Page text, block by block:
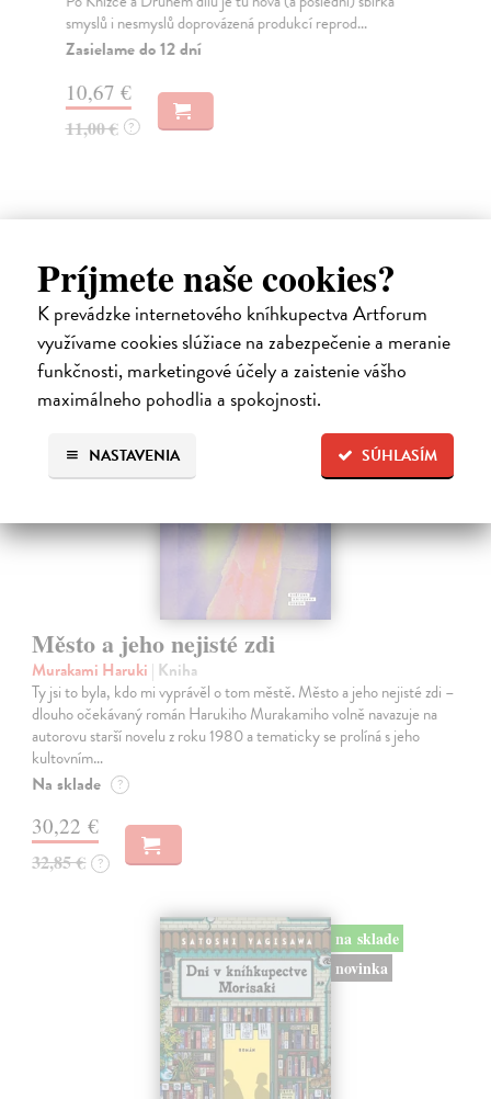
Príjmete naše cookies?
K prevádzke internetového kníhkupectva Artforum
využívame cookies slúžiace na zabezpečenie a meranie
funkčnosti, marketingové účely a zaistenie vášho
maximálneho pohodlia a spokojnosti.
SÚHLASÍM
NASTAVENIA
smyslů i nesmyslů doprovázená produkcí reprod...
Zasielame do 12 dní
10,67 €
11,00 € ?
Ďalšie z kategórie svetová
beletria
na sklade
Město a jeho nejisté zdi
Murakami Haruki | Kniha
Ty jsi to byla, kdo mi vyprávěl o tom městě. Město a jeho nejisté zdi –
dlouho očekávaný román Harukiho Murakamiho volně navazuje na
autorovu starší novelu z roku 1980 a tematicky se prolíná s jeho
kultovním…
Na sklade ?
30,22 €
32,85 € ?
na sklade
novinka